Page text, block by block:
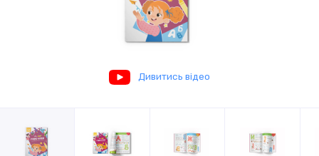
Дивитись відео